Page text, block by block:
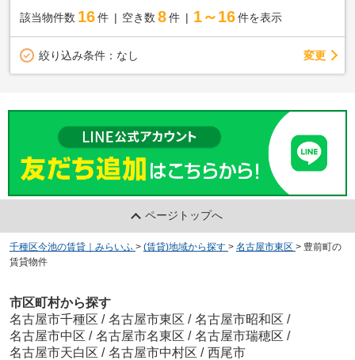
該当物件数 16件 空き数 8 件 1～16 件を表示
絞り込み条件： なし 変更
ページトップへ
千種区今池の賃貸｜みらいふ > (賃貸)地域から探す > 名古屋市東区 > 豊前町の
賃貸物件
市区町村から探す
名古屋市千種区 / 名古屋市東区 / 名古屋市昭和区 /
名古屋市中区 / 名古屋市名東区 / 名古屋市瑞穂区 /
名古屋市天白区 / 名古屋市中村区 / 西尾市